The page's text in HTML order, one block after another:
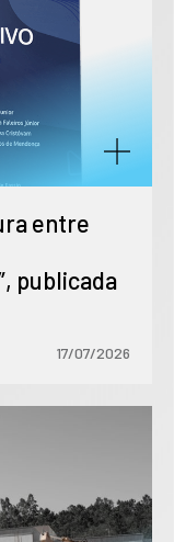
entre
publicada
17/07/2026